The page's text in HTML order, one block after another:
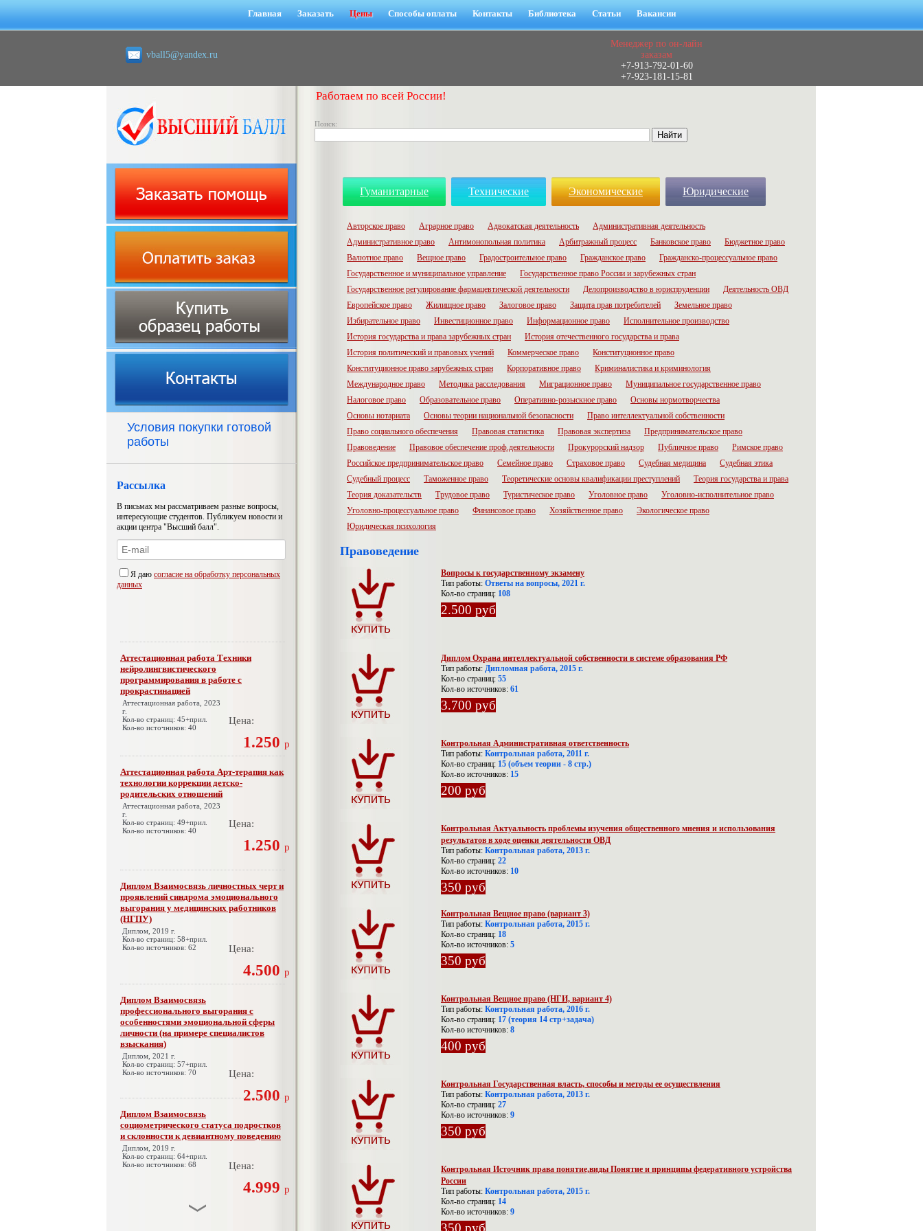
Главная Заказать Цены Способы оплаты Контакты Библиотека Статьи Вакансии
vball5@yandex.ru
Менеджер по он-лайн
заказам
+7-913-792-01-60
+7-923-181-15-81
Работаем по всей России!
Поиск:
Условия покупки готовой
работы
Рассылка
В письмах мы рассматриваем разные вопросы,
интересующие студентов. Публикуем новости и
акции центра "Высший балл".
Я даю согласие на обработку персональных
данных
Аттестационная работа Техники
нейролингвистического
программирования в работе с
прокрастинацией
Аттестационная работа, 2023
г.
Кол-во страниц: 45+прил.
Кол-во источников: 40
Цена:
1.250 р
Аттестационная работа Арт-терапия как
технологии коррекции детско-
родительских отношений
Аттестационная работа, 2023
г.
Кол-во страниц: 49+прил.
Кол-во источников: 40
Цена:
1.250 р
Диплом Взаимосвязь личностных черт и
проявлений синдрома эмоционального
выгорания у медицинских работников
(НГПУ)
Диплом, 2019 г.
Кол-во страниц: 58+прил.
Кол-во источников: 62
Цена:
4.500 р
Диплом Взаимосвязь
профессионального выгорания с
особенностями эмоциональной сферы
личности (на примере специалистов
взыскания)
Диплом, 2021 г.
Кол-во страниц: 57+прил.
Кол-во источников: 70
Цена:
2.500 р
Диплом Взаимосвязь
социометрического статуса подростков
и склонности к девиантному поведению
Диплом, 2019 г.
Кол-во страниц: 64+прил.
Кол-во источников: 68
Цена:
4.999 р
Гуманитарные Технические Экономические Юридические
Авторское право Аграрное право Адвокатская деятельность
Административная деятельность
Административное право
Антимонопольная политика Арбитражный процесс Банковское право
Бюджетное право
Валютное право
Вещное право Градостроительное право Гражданское право
Гражданско-процессуальное право
Государственное и муниципальное управление
Государственное право России и зарубежных стран
Государственное регулирование фармацевтической деятельности
Делопроизводство в юриспруденции
Деятельность ОВД
Европейское право
Жилищное право Залоговое право Защита прав потребителей
Земельное право
Избирательное право
Инвестиционное право Информационное право
Исполнительное производство
История государства и права зарубежных стран
История отечественного государства и права
История политический и правовых учений
Коммерческое право
Конституционное право
Конституционное право зарубежных стран
Корпоративное право
Криминалистика и криминология
Международное право
Методика расследования Миграционное право
Муниципальное государственное право
Налоговое право
Образовательное право Оперативно-розыскное право
Основы нормотворчества
Основы нотариата
Основы теории национальной безопасности
Право интеллектуальной собственности
Право социального обеспечения
Правовая статистика Правовая экспертиза
Предпринимательское право
Правоведение
Правовое обеспечение проф.деятельности Прокурорский надзор Публичное право
Римское право
Российское предпринимательское право
Семейное право Страховое право Судебная медицина
Судебная этика
Судебный процесс
Таможенное право Теоретические основы квалификации преступлений
Теория государства и права
Теория доказательств
Трудовое право Туристическое право Уголовное право
Уголовно-исполнительное право
Уголовно-процессуальное право
Финансовое право Хозяйственное право
Экологическое право
Юридическая психология
Правоведение
Вопросы к государственному экзамену
Тип работы: Ответы на вопросы, 2021 г.
Кол-во страниц: 108
2.500 руб
Диплом Охрана интеллектуальной собственности в системе образования РФ
Тип работы: Дипломная работа, 2015 г.
Кол-во страниц: 55
Кол-во источников: 61
3.700 руб
Контрольная Административная ответственность
Тип работы: Контрольная работа, 2011 г.
Кол-во страниц: 15 (объем теории - 8 стр.)
Кол-во источников: 15
200 руб
Контрольная Актуальность проблемы изучения общественного мнения и использования
результатов в ходе оценки деятельности ОВД
Тип работы: Контрольная работа, 2013 г.
Кол-во страниц: 22
Кол-во источников: 10
350 руб
Контрольная Вещное право (вариант 3)
Тип работы: Контрольная работа, 2015 г.
Кол-во страниц: 18
Кол-во источников: 5
350 руб
Контрольная Вещное право (НГИ, вариант 4)
Тип работы: Контрольная работа, 2016 г.
Кол-во страниц: 17 (теория 14 стр+задача)
Кол-во источников: 8
400 руб
Контрольная Государственная власть, способы и методы ее осуществления
Тип работы: Контрольная работа, 2013 г.
Кол-во страниц: 27
Кол-во источников: 9
350 руб
Контрольная Источник права понятие,виды Понятие и принципы федеративного устройства
России
Тип работы: Контрольная работа, 2015 г.
Кол-во страниц: 14
Кол-во источников: 9
350 руб